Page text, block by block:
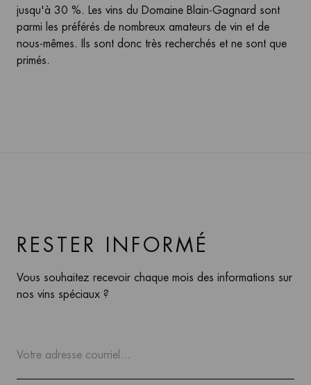
jusqu'à 30 %. Les vins du Domaine Blain-Gagnard sont
parmi les préférés de nombreux amateurs de vin et de
nous-mêmes. Ils sont donc très recherchés et ne sont que
primés.
RESTER INFORMÉ
Vous souhaitez recevoir chaque mois des informations sur
nos vins spéciaux ?